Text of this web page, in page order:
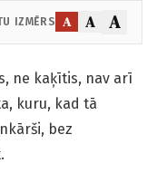
IZMĒRS A A A
ne kaķītis, nav arī
kuru, kad tā
bez